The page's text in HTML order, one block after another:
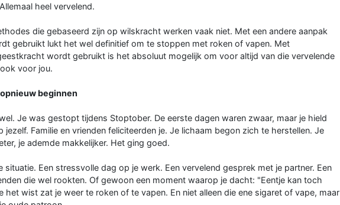
heel vervelend.
die gebaseerd zijn op wilskracht werken vaak niet. Met een andere aanpak
gebruikt lukt het wel definitief om te stoppen met roken of vapen. Met
wordt gebruikt is het absoluut mogelijk om voor altijd van die vervelende
voor jou.
beginnen
Je was gestopt tijdens Stoptober. De eerste dagen waren zwaar, maar je hield
Familie en vrienden feliciteerden je. Je lichaam begon zich te herstellen. Je
je ademde makkelijker. Het ging goed.
situatie. Een stressvolle dag op je werk. Een vervelend gesprek met je partner. Een
die wel rookten. Of gewoon een moment waarop je dacht: "Eentje kan toch
het wist zat je weer te roken of te vapen. En niet alleen die ene sigaret of vape, maar